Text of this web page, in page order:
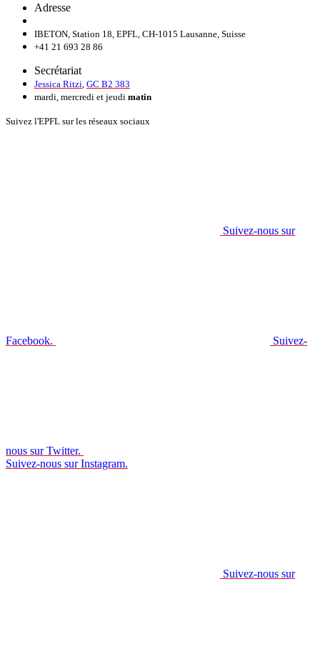
Adresse
IBETON, Station 18, EPFL, CH-1015 Lausanne, Suisse
+41 21 693 28 86
Secrétariat
Jessica Ritzi GC B2 383
mardi, mercredi et jeudi matin
Suivez l'EPFL sur les réseaux sociaux
Suivez-nous sur
Facebook. Suivez-
nous sur Twitter.
Suivez-nous sur Instagram.
Suivez-nous sur